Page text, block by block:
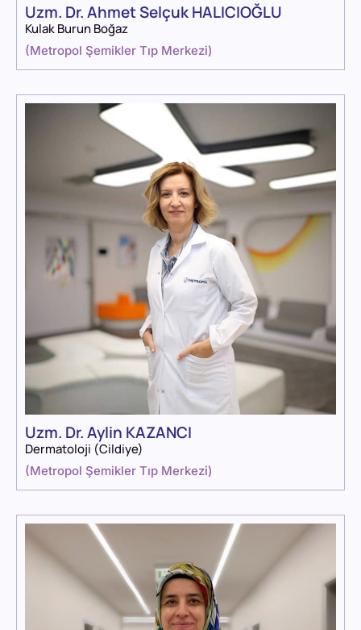
Uzm. Dr. Ahmet Selçuk HALICIOĞLU
Kulak Burun Boğaz
(Metropol Şemikler Tıp Merkezi)
Uzm. Dr. Aylin KAZANCI
Dermatoloji (Cildiye)
(Metropol Şemikler Tıp Merkezi)